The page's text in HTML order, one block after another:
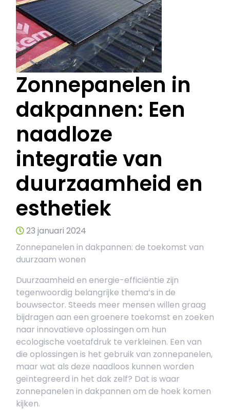
Zonnepanelen in
dakpannen: Een
naadloze
integratie van
duurzaamheid en
esthetiek
23 januari 2024
Zonnepanelen in dakpannen: de toekomst van
duurzaam wonen
Duurzaamheid en energie-efficiëntie zijn
tegenwoordig belangrijke thema’s in de
bouwsector. Steeds meer mensen willen graag
bijdragen aan een groenere toekomst en zoeken
naar innovatieve oplossingen om hun
ecologische voetafdruk te verkleinen. Een van
die oplossingen is het gebruik van zonnepanelen,
maar wat als deze naadloos kunnen worden
geïntegreerd in het dak zelf? Dat is waar
zonnepanelen in dakpannen om de hoek komen
kijken.